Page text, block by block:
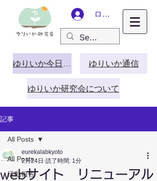
ログイン
ゆりいか今日この頃 ゆりいか通信
ゆりいか研究会について
記事
All Posts
活動報告
All Posts
webサイト リニューアル
eurekalabkyoto
2月24日 読了時間: 1分